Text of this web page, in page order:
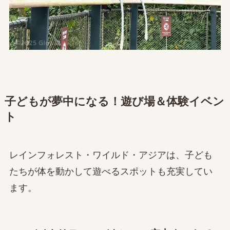
子どもが夢中になる！遊び場＆体験イベン
ト
レインフォレスト・ワイルド・アジアは、子ども
たちが体を動かして遊べるスポットも充実してい
ます。